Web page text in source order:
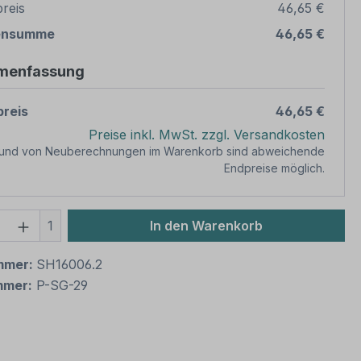
46,65 €
46,65 €
46,65 €
Preise inkl. MwSt. zzgl. Versandkosten
von Neuberechnungen im Warenkorb sind abweichende
Endpreise möglich.
Anzahl: Gib den gewünschten Wert
1 In den Warenkorb
SH16006.2
P-SG-29